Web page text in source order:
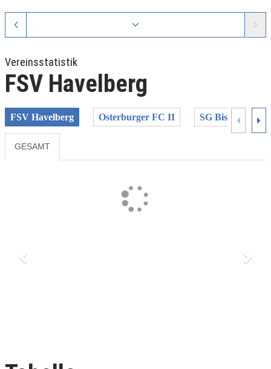
Vereinsstatistik
FSV Havelberg
FSV Havelberg Osterburger FC II SG Bismark/
GESAMT